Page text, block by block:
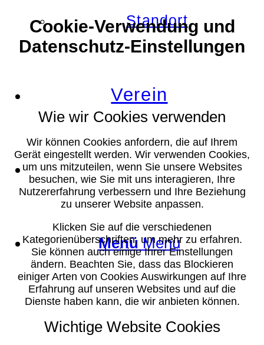
Standort
Verein
Suche
Menü Menü
Cookie-Verwendung und
Datenschutz-Einstellungen
Wie wir Cookies verwenden
Wir können Cookies anfordern, die auf Ihrem
Gerät eingestellt werden. Wir verwenden Cookies,
um uns mitzuteilen, wenn Sie unsere Websites
besuchen, wie Sie mit uns interagieren, Ihre
Nutzererfahrung verbessern und Ihre Beziehung
zu unserer Website anpassen.
Klicken Sie auf die verschiedenen
Kategorienüberschriften, um mehr zu erfahren.
Sie können auch einige Ihrer Einstellungen
ändern. Beachten Sie, dass das Blockieren
einiger Arten von Cookies Auswirkungen auf Ihre
Erfahrung auf unseren Websites und auf die
Dienste haben kann, die wir anbieten können.
Wichtige Website Cookies